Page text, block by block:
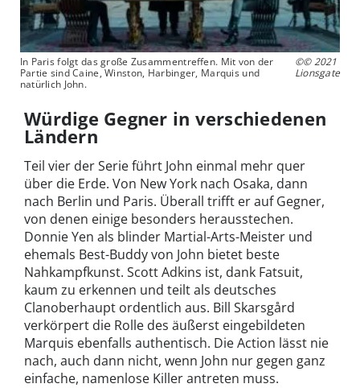
In Paris folgt das große Zusammentreffen. Mit von der
Partie sind Caine, Winston, Harbinger, Marquis und
natürlich John.
©© 2021
Lionsgate
Würdige Gegner in verschiedenen
Ländern
Teil vier der Serie führt John einmal mehr quer
über die Erde. Von New York nach Osaka, dann
nach Berlin und Paris. Überall trifft er auf Gegner,
von denen einige besonders herausstechen.
Donnie Yen als blinder Martial-Arts-Meister und
ehemals Best-Buddy von John bietet beste
Nahkampfkunst. Scott Adkins ist, dank Fatsuit,
kaum zu erkennen und teilt als deutsches
Clanoberhaupt ordentlich aus. Bill Skarsgård
verkörpert die Rolle des äußerst eingebildeten
Marquis ebenfalls authentisch. Die Action lässt nie
nach, auch dann nicht, wenn John nur gegen ganz
einfache, namenlose Killer antreten muss.